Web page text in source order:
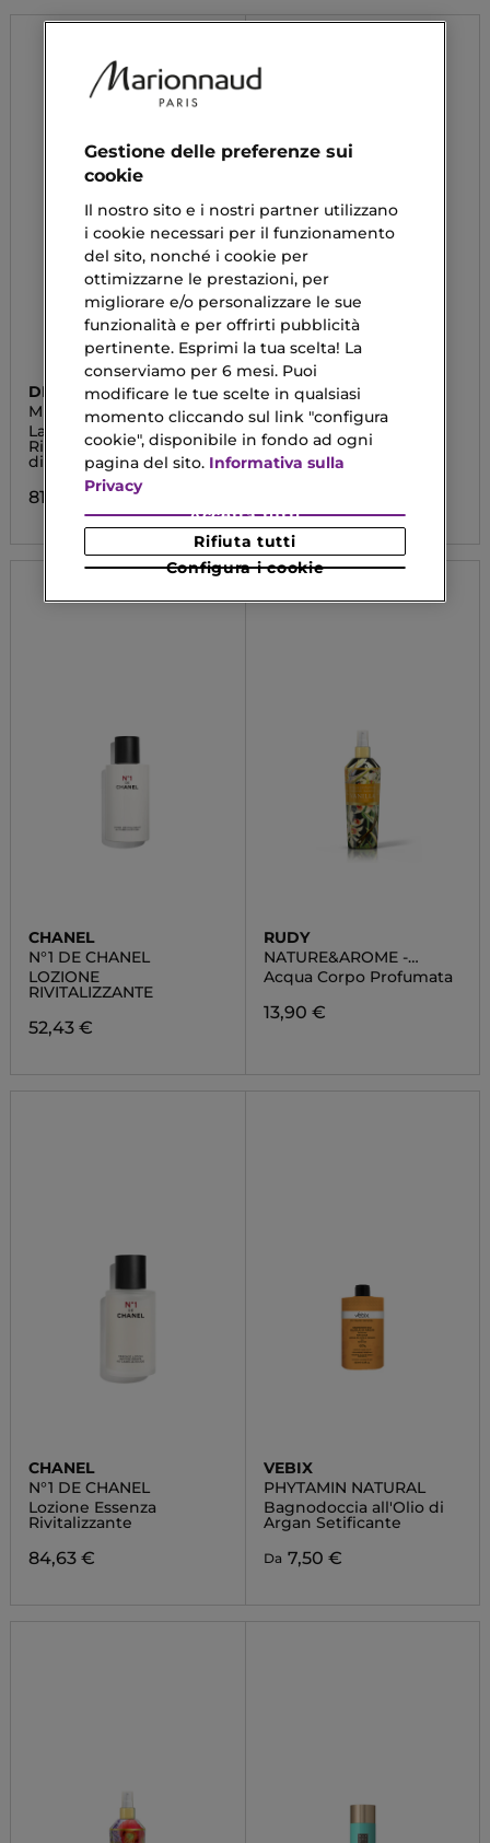
DIOR
MISS DIOR
Latte Corpo
Riconfortante alla Cera
di Rosa
81,90 €
SISLEY
SUPER SOIN SOLAIRE
TEINTÉ
Protezione Solare Viso
SPF30
CHANEL
N°1 DE CHANEL
LOZIONE
RIVITALIZZANTE
52,43 €
RUDY
NATURE&AROME -
VANIGLIA
Acqua Corpo Profumata
13,90 €
CHANEL
N°1 DE CHANEL
Lozione Essenza
Rivitalizzante
84,63 €
VEBIX
PHYTAMIN NATURAL
Bagnodoccia all'Olio di
Argan Setificante
Da 7,50 €
Gestione delle preferenze sui
cookie
Il nostro sito e i nostri partner utilizzano
i cookie necessari per il funzionamento
del sito, nonché i cookie per
ottimizzarne le prestazioni, per
migliorare e/o personalizzare le sue
funzionalità e per offrirti pubblicità
pertinente. Esprimi la tua scelta! La
conserviamo per 6 mesi. Puoi
modificare le tue scelte in qualsiasi
momento cliccando sul link "configura
cookie", disponibile in fondo ad ogni
pagina del sito. Informativa sulla
Privacy
Configura i cookie
Rifiuta tutti
Accetta tutti